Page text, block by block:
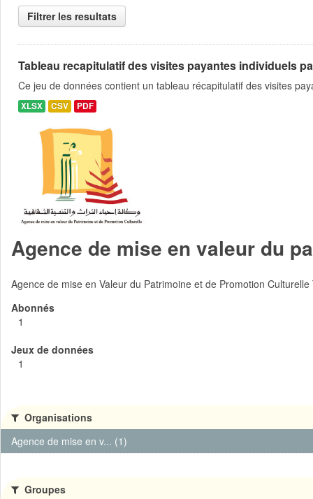
Filtrer les resultats
Tableau recapitulatif des visites payantes individuels
Ce jeu de données contient un tableau récapitulatif des visites
XLSX CSV PDF
Agence de mise en valeur du
Agence de mise en Valeur du Patrimoine et de Promotion
Abonnés
1
Jeux de données
1
Organisations
Agence de mise en v... (1)
Groupes